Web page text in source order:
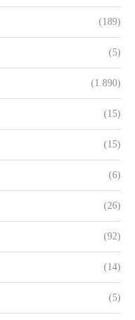
(189)
(5)
(1.890)
(15)
(15)
(6)
(26)
(92)
(14)
(5)